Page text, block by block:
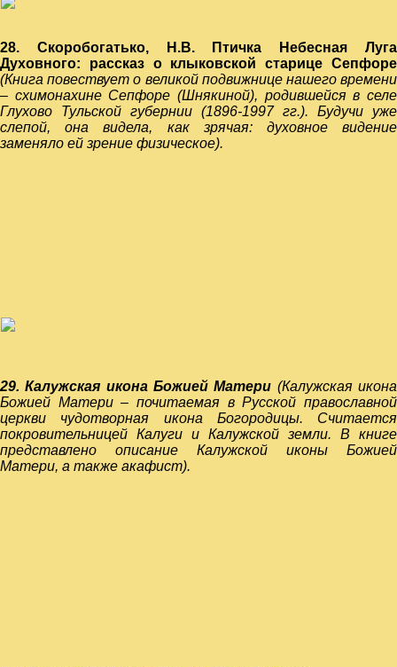
28. Скоробогатько, Н.В. Птичка Небесная Луга
Духовного: рассказ о клыковской старице Сепфоре
(Книга повествует о великой подвижнице нашего времени
– схимонахине Сепфоре (Шнякиной), родившейся в селе
Глухово Тульской губернии (1896-1997 гг.). Будучи уже
слепой, она видела, как зрячая: духовное видение
заменяло ей зрение физическое).
29. Калужская икона Божией Матери (Калужская икона
Божией Матери – почитаемая вРусской православной
церкви
чудотворная икона Богородицы. Считается
покровительницей Калуги и Калужской земли. В книге
представлено описание Калужской иконы Божией
Матери, а также акафист).